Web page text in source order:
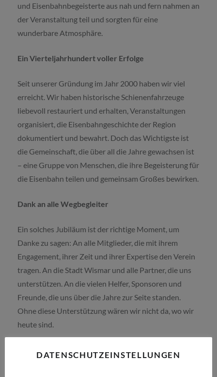
und Eisenbahnbegeisterte aus nah und fern nahmen an
der Veranstaltung teil und sorgten für eine
wunderbare Atmosphäre.
Ein Vierteljahrhundert voller Erfolge
Seit unserer Gründung im Jahr 2000 haben wir viel
erreicht. Wir haben historische Schienenfahrzeuge
liebevoll restauriert und erhalten, Veranstaltungen
organisiert, die Eisenbahngeschichte der Region
dokumentiert und bewahrt. Doch das Wichtigste ist
die Gemeinschaft, die über all die Jahre gewachsen ist
– eine Gruppe von Menschen, die ihre Begeisterung für
die Eisenbahn teilen und gemeinsam Großes bewirken.
Dank an alle Wegbegleiter
Ein solches Jubiläum ist der richtige Moment, um
Danke zu sagen: An alle Mitglieder, die mit ihrem
Engagement, ihrer Zeit und ihrer Expertise den Verein
tragen. An die Stadt Wismar und alle Partner, die uns
unterstützen. An die vielen Helfer, Sponsoren und
Freunde, die uns über die Jahre zur Seite standen.
Ohne diese Unterstützung wären wir nicht da, wo wir
heute sind.
DATENSCHUTZEINSTELLUNGEN